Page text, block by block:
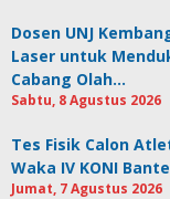
Dosen UNJ
Laser untuk
Cabang Olah…
Sabtu, 8 Agustus 2026
Tes Fisik Calon
Waka IV KONI
Jumat, 7 Agustus 2026